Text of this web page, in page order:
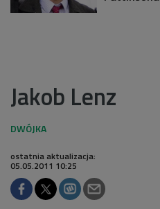
Jakob Lenz
ostatnia aktualizacja:
05.05.2011 10:25